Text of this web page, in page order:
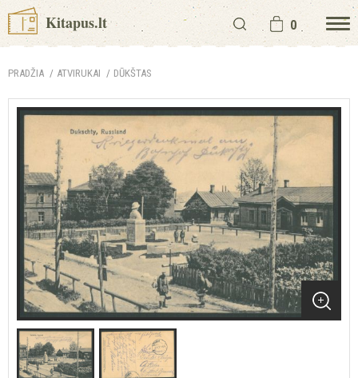
Kitapus.lt 0
PRADŽIA ATVIRUKAI DŪKŠTAS